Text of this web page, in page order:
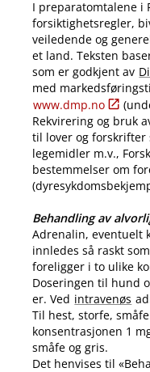
I preparatomtalene i
forsiktighetsregler,
veiledende og
et land. Teksten
som er godkjent av
med
www.dmp.no
Rekvirering og bruk
til lover og forskrifter
legemidler m.v.,
bestemmelser om
Behandling av
Adrenalin, eventuelt
innledes så raskt
foreligger i to ulike
Doseringen til hund
er. Ved intravenøs
Til hest, storfe,
konsentrasjonen 1
småfe og gris.
Det henvises til